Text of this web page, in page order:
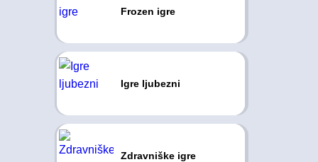
Frozen igre
Igre ljubezni
Zdravniške igre